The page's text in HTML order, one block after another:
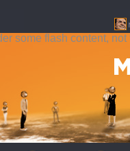
some flash content, not